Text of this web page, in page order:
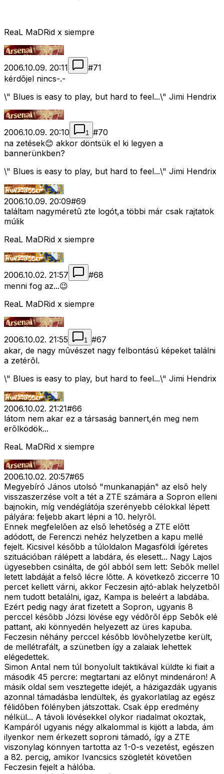
ReaL MaDRid x siempre
2006.10.09. 20:11 #71
kérdõjel nincs-.-
\" Blues is easy to play, but hard to feel...\" Jimi Hendrix
2006.10.09. 20:10 1 #70
na zetések😊 akkor döntsük el ki legyen a
bannerünkben?
\" Blues is easy to play, but hard to feel...\" Jimi Hendrix
2006.10.09. 20:09#69
találtam nagyméretû zte logót,a többi már csak rajtatok
múlik
ReaL MaDRid x siempre
2006.10.02. 21:57 #68
menni fog az...😉
ReaL MaDRid x siempre
2006.10.02. 21:55 1 #67
akar, de nagy mûvészet nagy felbontású képeket találni
a zetérõl.
\" Blues is easy to play, but hard to feel...\" Jimi Hendrix
2006.10.02. 21:21#66
látom nem akar ez a társaság bannert,én meg nem
erõlködök...
ReaL MaDRid x siempre
2006.10.02. 20:57#65
Megyebíró János utolsó "munkanapján" az elsõ hely
visszaszerzése volt a tét a ZTE számára a Sopron elleni
bajnokin, míg vendéglátója szerényebb célokkal lépett
pályára: feljebb akart lépni a 10. helyrõl.
Ennek megfelelõen az elsõ lehetõség a ZTE elõtt
adódott, de Ferenczi nehéz helyzetben a kapu mellé
fejelt. Kicsivel késõbb a túloldalon Magasföldi ígéretes
szituációban rálépett a labdára, és elesett... Nagy Lajos
ügyesebben csinálta, de gól abból sem lett: Sebõk mellel
letett labdáját a felsõ lécre lõtte. A következõ ziccerre 10
percet kellett várni, akkor Feczesin ajtó-ablak helyzetbõl
nem tudott betalálni, igaz, Kampa is beleért a labdába.
Ezért pedig nagy árat fizetett a Sopron, ugyanis 8
perccel késõbb Józsi lövése egy védõrõl épp Sebõk elé
pattant, aki könnyedén helyezett az üres kapuba.
Feczesin néhány perccel késõbb lövõhelyzetbe került,
de mellétrafált, a szünetben így a zalaiak lehettek
elégedettek.
Simon Antal nem túl bonyolult taktikával küldte ki fiait a
második 45 percre: megtartani az elõnyt mindenáron! A
másik oldal sem vesztegette idejét, a házigazdák ugyanis
azonnal támadásba lendültek, és gyakorlatilag az egész
félidõben fölényben játszottak. Csak épp eredmény
nélkül... A távoli lövésekkel olykor riadalmat okoztak,
Kampáról ugyanis négy alkalommal is kijött a labda, ám
ilyenkor nem érkezett soproni támadó, így a ZTE
viszonylag könnyen tartotta az 1-0-s vezetést, egészen
a 82. percig, amikor Ivancsics szögletét követõen
Feczesin fejelt a hálóba.